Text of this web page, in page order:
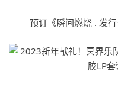
预订《瞬间燃烧 . 发